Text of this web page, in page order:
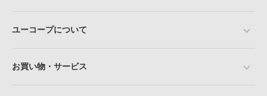
ユーコープについて
お買い物・サービス